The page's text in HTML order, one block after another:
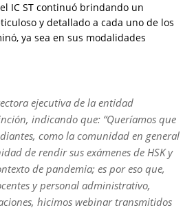
IC ST continuó brindando un
y detallado a cada uno de los
ya sea en sus modalidades
ejecutiva de la entidad
indicando que: “Queríamos que
como la comunidad en general
de rendir sus exámenes de HSK y
de pandemia; es por eso que,
y personal administrativo,
hicimos webinar transmitidos